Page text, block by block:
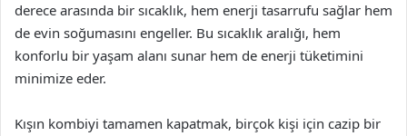
derece arasında bir sıcaklık, hem enerji tasarrufu sağlar hem
de evin soğumasını engeller. Bu sıcaklık aralığı, hem
konforlu bir yaşam alanı sunar hem de enerji tüketimini
minimize eder.
Kışın kombiyi tamamen kapatmak, birçok kişi için cazip bir